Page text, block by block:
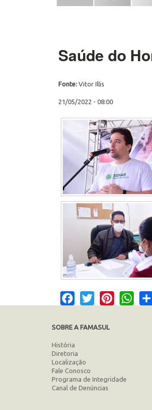
Saúde do
Fonte: Vitor Illis
21/05/2022 - 08:00
Facebook
Twitter Pinterest
SOBRE A FAMASUL
História
Diretoria
Localização
Fale Conosco
Programa de Integridade
Canal de Denúncias